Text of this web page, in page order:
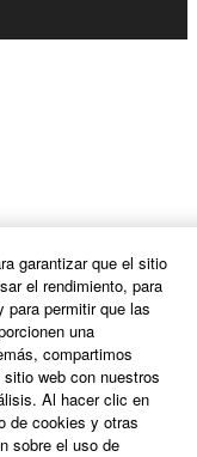
garantizar que el sitio
el rendimiento, para
para permitir que las
una
compartimos
web con nuestros
Al hacer clic en
de cookies y otras
sobre el uso de